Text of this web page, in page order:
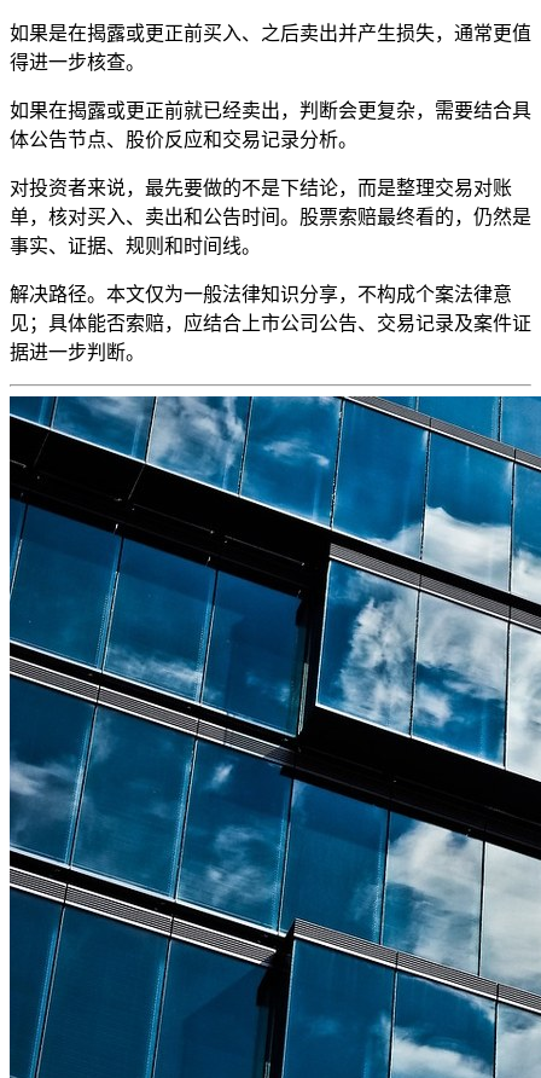
如果是在揭露或更正前买入、之后卖出并产生损失，通常更值
得进一步核查。
如果在揭露或更正前就已经卖出，判断会更复杂，需要结合具
体公告节点、股价反应和交易记录分析。
对投资者来说，最先要做的不是下结论，而是整理交易对账
单，核对买入、卖出和公告时间。股票索赔最终看的，仍然是
事实、证据、规则和时间线。
解决路径。本文仅为一般法律知识分享，不构成个案法律意
见；具体能否索赔，应结合上市公司公告、交易记录及案件证
据进一步判断。